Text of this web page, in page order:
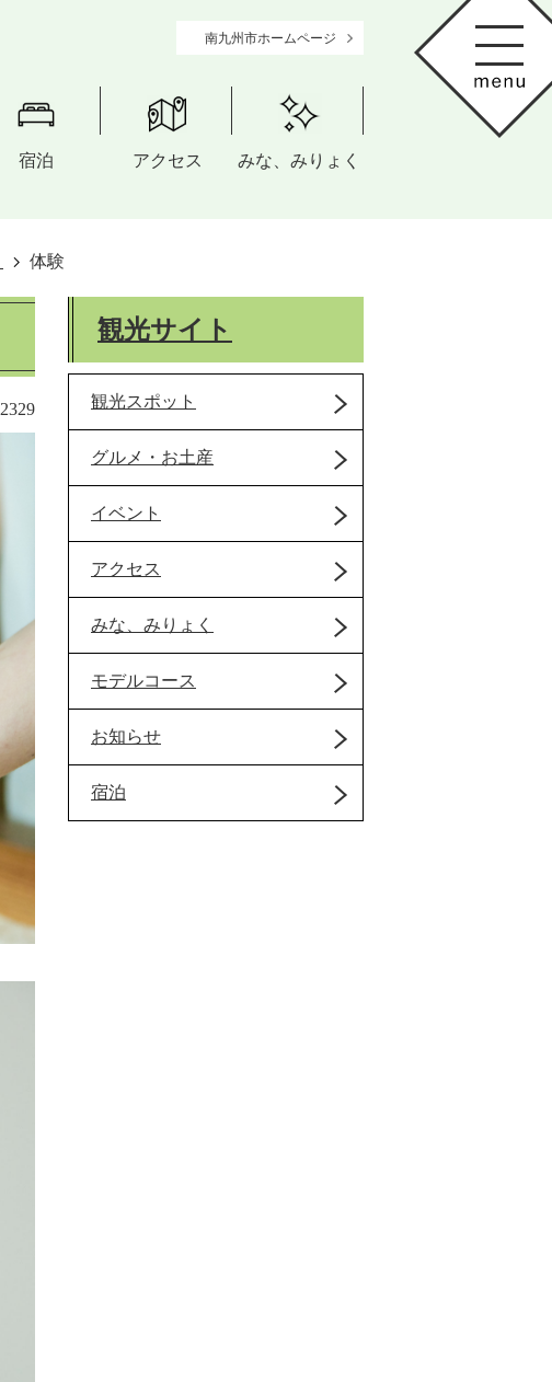
南九州市ホームページ
宿泊 アクセス みな、みりょく
体験
2329
観光サイト
観光スポット
グルメ・お土産
イベント
アクセス
みな、みりょく
モデルコース
お知らせ
宿泊